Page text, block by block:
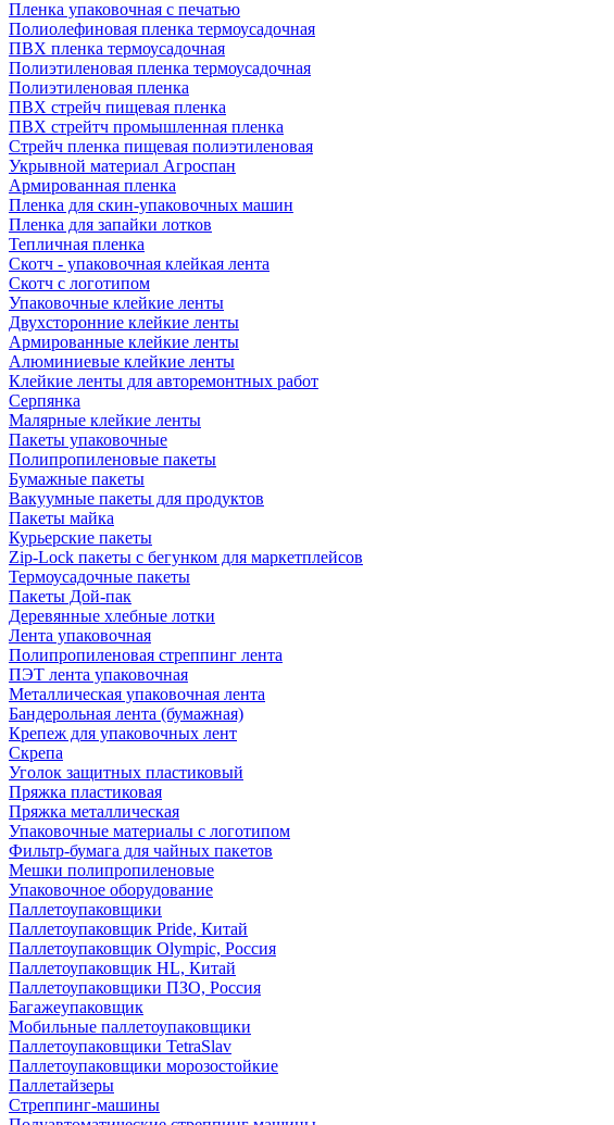
Пленка упаковочная с печатью
Полиолефиновая пленка термоусадочная
ПВХ пленка термоусадочная
Полиэтиленовая пленка термоусадочная
Полиэтиленовая пленка
ПВХ стрейч пищевая пленка
ПВХ стрейтч промышленная пленка
Стрейч пленка пищевая полиэтиленовая
Укрывной материал Агроспан
Армированная пленка
Пленка для скин-упаковочных машин
Пленка для запайки лотков
Тепличная пленка
Скотч - упаковочная клейкая лента
Скотч с логотипом
Упаковочные клейкие ленты
Двухсторонние клейкие ленты
Армированные клейкие ленты
Алюминиевые клейкие ленты
Клейкие ленты для авторемонтных работ
Серпянка
Малярные клейкие ленты
Пакеты упаковочные
Полипропиленовые пакеты
Бумажные пакеты
Вакуумные пакеты для продуктов
Пакеты майка
Курьерские пакеты
Zip-Lock пакеты с бегунком для маркетплейсов
Термоусадочные пакеты
Пакеты Дой-пак
Деревянные хлебные лотки
Лента упаковочная
Полипропиленовая стреппинг лента
ПЭТ лента упаковочная
Металлическая упаковочная лента
Бандерольная лента (бумажная)
Крепеж для упаковочных лент
Скрепа
Уголок защитных пластиковый
Пряжка пластиковая
Пряжка металлическая
Упаковочные материалы с логотипом
Фильтр-бумага для чайных пакетов
Мешки полипропиленовые
Упаковочное оборудование
Паллетоупаковщики
Паллетоупаковщик Pride, Китай
Паллетоупаковщик Olympic, Россия
Паллетоупаковщик HL, Китай
Паллетоупаковщики ПЗО, Россия
Багажеупаковщик
Мобильные паллетоупаковщики
Паллетоупаковщики TetraSlav
Паллетоупаковщики морозостойкие
Паллетайзеры
Стреппинг-машины